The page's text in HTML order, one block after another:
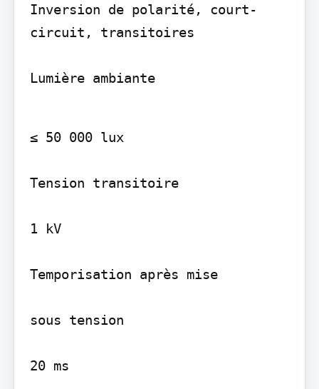
Inversion de polarité, court-
circuit, transitoires
Lumière ambiante
≤ 50 000 lux
Tension transitoire
1 kV
Temporisation après mise
sous tension
20 ms